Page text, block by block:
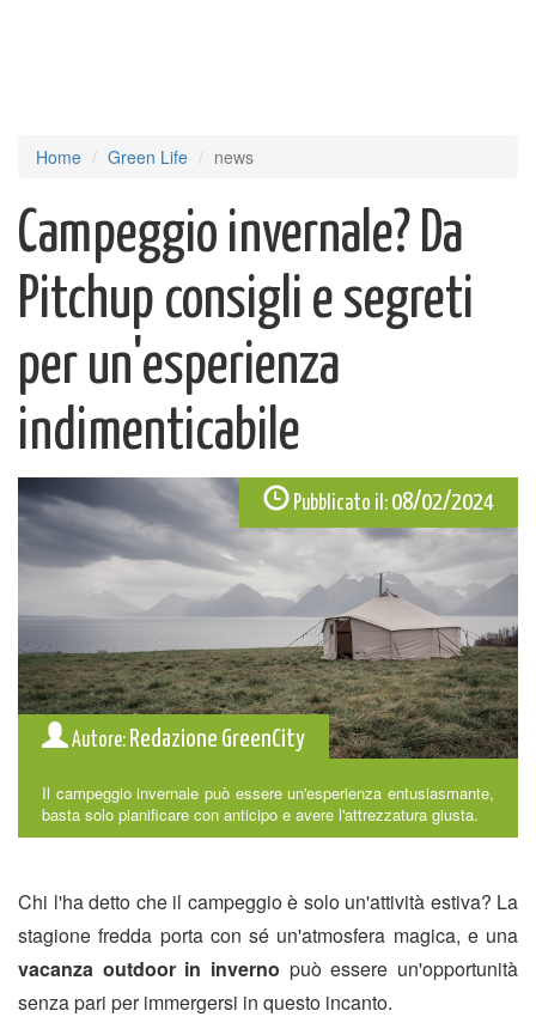
Home Green Life news
Campeggio invernale? Da
Pitchup consigli e segreti
per un'esperienza
indimenticabile
Pubblicato il: 08/02/2024
Autore: Redazione GreenCity
Il campeggio invernale può essere un'esperienza entusiasmante,
basta solo pianificare con anticipo e avere l'attrezzatura giusta.
Chi l'ha detto che il campeggio è solo un'attività estiva? La
stagione fredda porta con sé un'atmosfera magica, e una
vacanza outdoor in inverno può essere un'opportunità
senza pari per immergersi in questo incanto.